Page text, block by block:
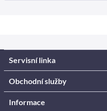
Servisní linka
Obchodní služby
Informace